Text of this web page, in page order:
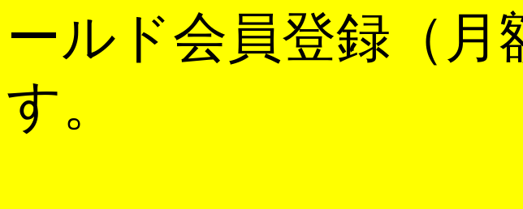
ールド会員登録（
す。